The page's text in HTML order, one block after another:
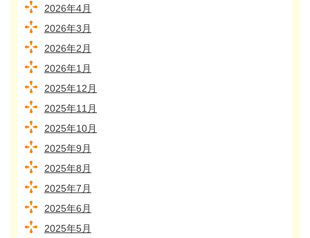
2026年4月
2026年3月
2026年2月
2026年1月
2025年12月
2025年11月
2025年10月
2025年9月
2025年8月
2025年7月
2025年6月
2025年5月